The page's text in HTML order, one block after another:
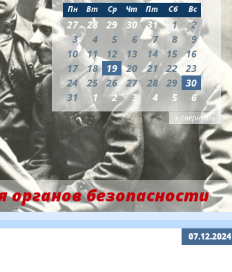
органов безопасности
Пн Вт Ср Чт Пт Сб Вс
27 28 29 30 31 1
2
3
4 5 6 7 8
9
10
11 12 13 14 15
16
17
18 19 20 21 22
23
24
25 26 27 28 29
30
31
1 2 3 4 5 6
х свернуть
07.12.2024